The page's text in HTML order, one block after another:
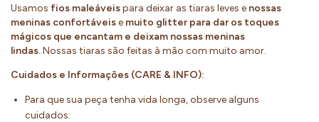
Usamos fios maleáveispara deixar as tiaras leves e nossas
meninas confortáveise muito glitter para dar os toques
mágicos que encantam e deixam nossas meninas
lindas.Nossas tiaras são feitas à mão com muito amor.
Cuidados e Informações (CARE & INFO):
Para que sua peça tenha vida longa, observe alguns
cuidados: